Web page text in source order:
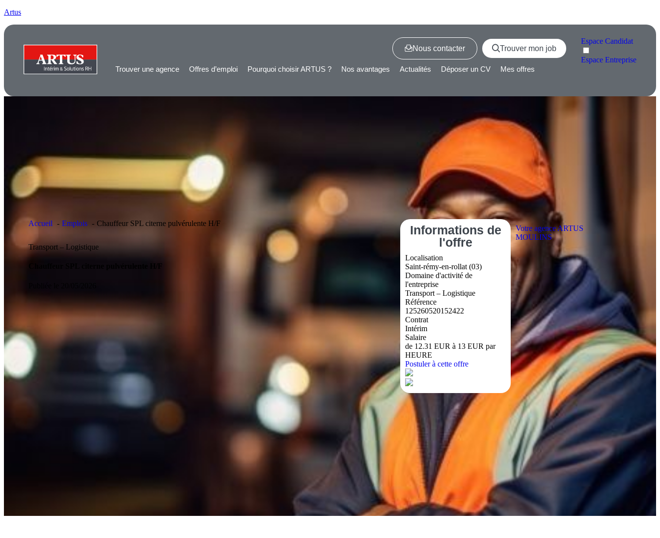
Artus
Nous contacter Trouver mon job
EspaceCandidat
EspaceEntreprise
Trouver une agence
Offres d’emploi Pourquoi choisir ARTUS ? Nos avantages Actualités Déposer un CV Mes offres
Accueil Emplois Chauffeur SPL citerne pulvérulente H/F
Transport – Logistique
Chauffeur SPL citerne pulvérulente H/F
Informations de
l'offre
Localisation
Saint-rémy-en-rollat (03)
Domaine d'activité de
l'entreprise
Transport – Logistique
Référence
125260520152422
Contrat
Intérim
Salaire
de 12.31 EUR à 13 EUR par
HEURE
Postuler à cette offre
Votre agence ARTUS
MOULINS